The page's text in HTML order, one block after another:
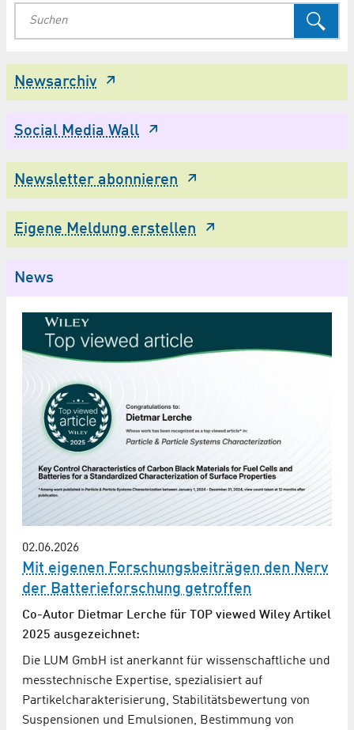
Newsarchiv
Social Media Wall
Newsletter abonnieren
Eigene Meldung erstellen
News
02.06.2026
Mit eigenen Forschungsbeiträgen den Nerv
der Batterieforschung getroffen
Co-Autor Dietmar Lerche für TOP viewed Wiley Artikel
2025 ausgezeichnet:
Die LUM GmbH ist anerkannt für wissenschaftliche und
messtechnische Expertise, spezialisiert auf
Partikelcharakterisierung, Stabilitätsbewertung von
Suspensionen und Emulsionen, Bestimmung von